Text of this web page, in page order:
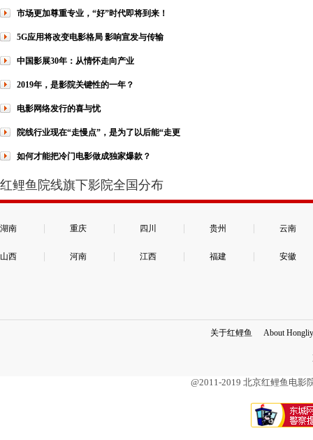
市场更加尊重专业，“好”时代即将到来！
5G应用将改变电影格局 影响宣发与传输
中国影展30年：从情怀走向产业
2019年，是影院关键性的一年？
电影网络发行的喜与忧
院线行业现在“走慢点”，是为了以后能“走更
如何才能把冷门电影做成独家爆款？
红鲤鱼院线旗下影院全国分布
湖南 重庆 四川 贵州 云南
山西 河南 江西 福建 安徽
关于红鲤鱼 About
@2011-2019 北京红鲤鱼电影